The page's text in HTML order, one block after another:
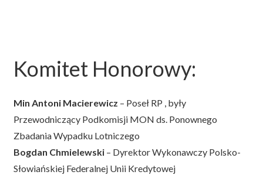
Komitet Honorowy:
Min Antoni Macierewicz – Poseł RP , były
Przewodniczący Podkomisji MON ds. Ponownego
Zbadania Wypadku Lotniczego
Bogdan Chmielewski – Dyrektor Wykonawczy Polsko-
Słowiańskiej Federalnej Unii Kredytowej